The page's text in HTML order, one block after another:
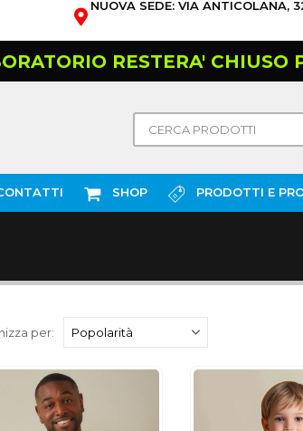
NUOVA SEDE: VIA ANTICOLANA,
RESTERA' CHIUSO
SHOP PRODOTTI E
per: